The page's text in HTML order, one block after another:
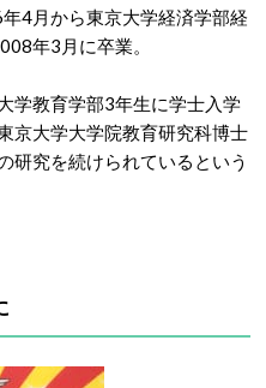
4月から東京大学経済学部経
年3月に卒業。
学教育学部3年生に学士入学
京大学大学院教育研究科博士
研究を続けられているという